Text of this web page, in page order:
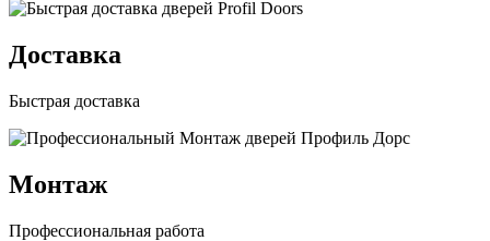
Доставка
Быстрая доставка
Монтаж
Профессиональная работа